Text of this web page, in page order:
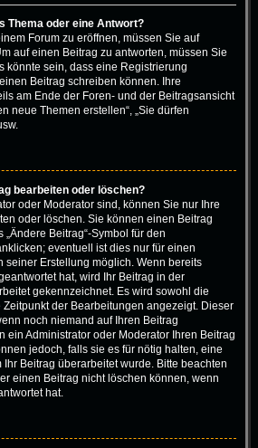
Thema oder eine Antwort?
Forum zu eröffnen, müssen Sie auf
auf einen Beitrag zu antworten, müssen Sie
könnte sein, dass eine Registrierung
Beitrag schreiben können. Ihre
am Ende der Foren- und der Beitragsansicht
neue Themen erstellen“, „Sie dürfen
bearbeiten oder löschen?
oder Moderator sind, können Sie nur Ihre
oder löschen. Sie können einen Beitrag
Beitrag“-Symbol für den
eventuell ist dies nur für einen
seiner Erstellung möglich. Wenn bereits
hat, wird Ihr Beitrag in der
gekennzeichnet. Es wird sowohl die
der Bearbeitungen angezeigt. Dieser
noch niemand auf Ihren Beitrag
ein Administrator oder Moderator Ihren Beitrag
jedoch, falls sie es für nötig halten, eine
Ihr Beitrag überarbeitet wurde. Bitte beachten
einen Beitrag nicht löschen können, wenn
hat.